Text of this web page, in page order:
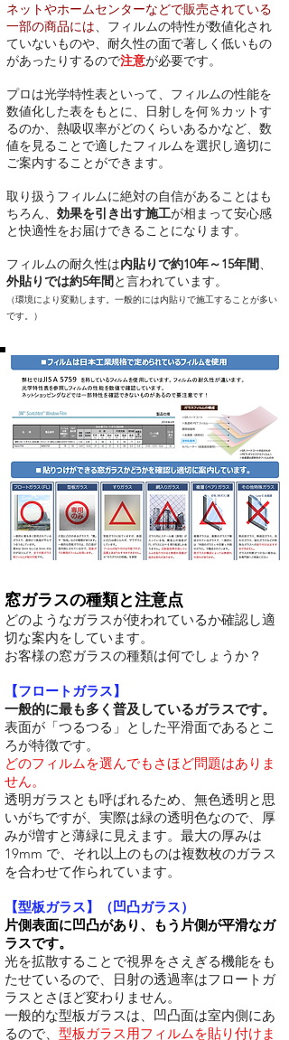
ネットやホームセンターなどで販売されている
一部の商品には、フィルムの特性が数値化され
ていないものや、耐久性の面で著しく低いもの
があったりするので注意が必要です。
プロは光学特性表といって、フィルムの性能を
数値化した表をもとに、日射しを何％カットす
るのか、熱吸収率がどのくらいあるかなど、数
値を見ることで適したフィルムを選択し適切に
ご案内することができます。
取り扱うフィルムに絶対の自信があることはも
ちろん、 効果を引き出す施工が相まって安心感
と快適性をお届けできることになります。
フィルムの耐久性は内貼りで約10年～15年間、
外貼りでは約5年間と言われています。
（環境により変動します。一般的には内貼りで施工することが多い
です。）
窓ガラスの種類と注意点
どのようなガラスが使われているか確認し適
切な案内をしています。
お客様の窓ガラスの種類は何でしょうか？
【フロートガラス】
一般的に最も多く普及しているガラスです。
表面が「つるつる」とした平滑面であるとこ
ろが特徴です。
どのフィルムを選んでもさほど問題はありま
せん。
透明ガラスとも呼ばれるため、無色透明と思
いがちですが、実際は緑の透明色なので、厚
みが増すと薄緑に見えます。最大の厚みは
19mm で、それ以上のものは複数枚のガラス
を合わせて作られています。
【型板ガラス】（凹凸ガラス）
片側表面に凹凸があり、もう片側が平滑なガ
ラスです。
光を拡散することで視界をさえぎる機能をも
たせているので、日射の透過率はフロートガ
ラスとさほど変わりません。
一般的な型板ガラスは、凹凸面は室内側にあ
るので、 型板ガラス用フィルムを貼り付けま